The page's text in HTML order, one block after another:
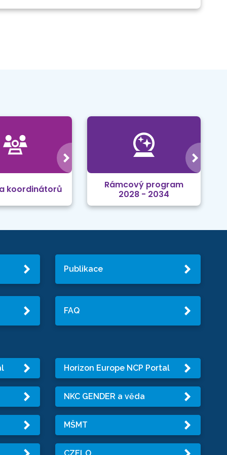
koordinátorů
Rámcový program
2028 - 2034
Publikace
FAQ
Horizon Europe NCP Portal
NKC GENDER a věda
MŠMT